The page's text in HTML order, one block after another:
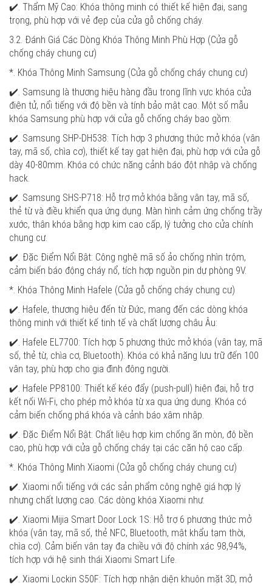
✔️. Thẩm Mỹ Cao: Khóa thông minh có thiết kế hiện đại, sang
trọng, phù hợp với vẻ đẹp của cửa gỗ chống cháy.
3.2. Đánh Giá Các Dòng Khóa Thông Minh Phù Hợp (Cửa gỗ
chống cháy chung cư)
*. Khóa Thông Minh Samsung (Cửa gỗ chống cháy chung cư)
✔️. Samsung là thương hiệu hàng đầu trong lĩnh vực khóa cửa
điện tử, nổi tiếng với độ bền và tính bảo mật cao. Một số mẫu
khóa Samsung phù hợp với cửa gỗ chống cháy bao gồm:
✔️. Samsung SHP-DH538: Tích hợp 3 phương thức mở khóa (vân
tay, mã số, chìa cơ), thiết kế tay gạt hiện đại, phù hợp với cửa gỗ
dày 40-80mm. Khóa có chức năng cảnh báo đột nhập và chống
hack.
✔️. Samsung SHS-P718: Hỗ trợ mở khóa bằng vân tay, mã số,
thẻ từ và điều khiển qua ứng dụng. Màn hình cảm ứng chống trầy
xước, thân khóa bằng hợp kim cao cấp, lý tưởng cho cửa chính
chung cư.
✔️. Đặc Điểm Nổi Bật: Công nghệ mã số ảo chống nhìn trộm,
cảm biến báo động cháy nổ, tích hợp nguồn pin dự phòng 9V.
*. Khóa Thông Minh Hafele (Cửa gỗ chống cháy chung cư)
✔️. Hafele, thương hiệu đến từ Đức, mang đến các dòng khóa
thông minh với thiết kế tinh tế và chất lượng châu Âu:
✔️. Hafele EL7700: Tích hợp 5 phương thức mở khóa (vân tay, mã
số, thẻ từ, chìa cơ, Bluetooth). Khóa có khả năng lưu trữ đến 100
vân tay, phù hợp cho gia đình đông người.
✔️. Hafele PP8100: Thiết kế kéo đẩy (push-pull) hiện đại, hỗ trợ
kết nối Wi-Fi, cho phép mở khóa từ xa qua ứng dụng. Khóa có
cảm biến chống phá khóa và cảnh báo xâm nhập.
✔️. Đặc Điểm Nổi Bật: Chất liệu hợp kim chống ăn mòn, độ bền
cao, phù hợp với cửa gỗ chống cháy tại các căn hộ cao cấp.
*. Khóa Thông Minh Xiaomi (Cửa gỗ chống cháy chung cư)
✔️. Xiaomi nổi tiếng với các sản phẩm công nghệ giá hợp lý
nhưng chất lượng cao. Các dòng khóa Xiaomi như:
✔️. Xiaomi Mijia Smart Door Lock 1S: Hỗ trợ 6 phương thức mở
khóa (vân tay, mã số, thẻ NFC, Bluetooth, mật khẩu tạm thời,
chìa cơ). Cảm biến vân tay đa chiều với độ chính xác 98,94%,
tích hợp với hệ sinh thái Xiaomi Smart Life.
✔️. Xiaomi Lockin S50F: Tích hợp nhận diện khuôn mặt 3D, mở